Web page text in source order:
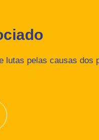
lutas pelas causas